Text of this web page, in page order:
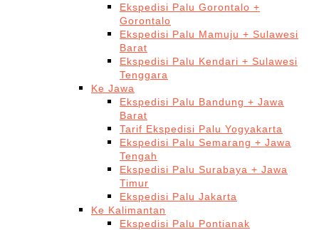
Ekspedisi Palu Gorontalo +
Gorontalo
Ekspedisi Palu Mamuju + Sulawesi
Barat
Ekspedisi Palu Kendari + Sulawesi
Tenggara
Ke Jawa
Ekspedisi Palu Bandung + Jawa
Barat
Tarif Ekspedisi Palu Yogyakarta
Ekspedisi Palu Semarang + Jawa
Tengah
Ekspedisi Palu Surabaya + Jawa
Timur
Ekspedisi Palu Jakarta
Ke Kalimantan
Ekspedisi Palu Pontianak